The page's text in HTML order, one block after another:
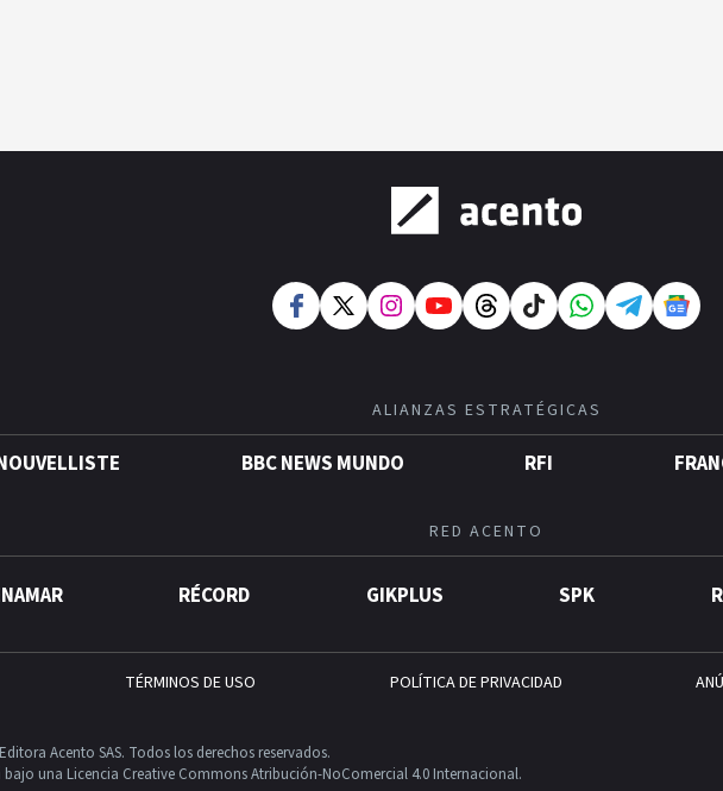
ALIANZAS ESTRATÉGICAS
BBC NEWS MUNDO RFI
RED ACENTO
RÉCORD GIKPLUS SPK
TÉRMINOS DE USO POLÍTICA DE PRIVACIDAD
Acento SAS. Todos los derechos reservados.
bajo una Licencia Creative Commons Atribución-NoComercial 4.0 Internacional.